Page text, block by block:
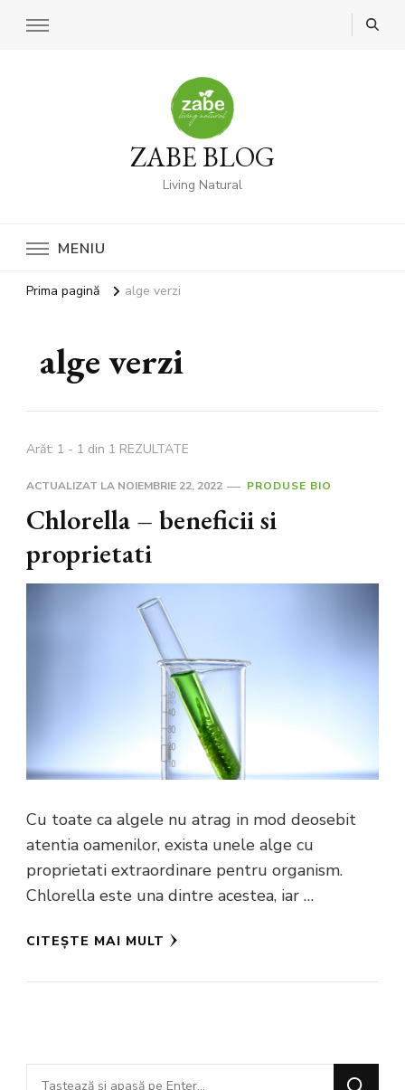
ZABE BLOG
Living Natural
MENIU
Prima pagină alge verzi
alge verzi
Arăt: 1 - 1 din 1 REZULTATE
ACTUALIZAT LA NOIEMBRIE 22, 2022 PRODUSE BIO
Chlorella – beneficii si
proprietati
Cu toate ca algele nu atrag in mod deosebit
atentia oamenilor, exista unele alge cu
proprietati extraordinare pentru organism.
Chlorella este una dintre acestea, iar …
CITEȘTE MAI MULT
Cauți